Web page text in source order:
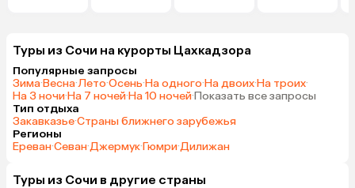
Туры из Сочи на курорты Цахкадзора
Популярные запросы
Зима·Весна·Лето·Осень·На одного·На двоих·На троих·
На 3 ночи·На 7 ночей·На 10 ночей·Показать все запросы
Тип отдыха
Закавказье·Страны ближнего зарубежья
Регионы
Ереван·Севан·Джермук·Гюмри·Дилижан
Туры из Сочи в другие страны